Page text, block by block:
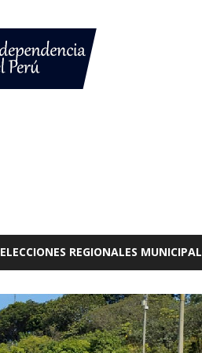
ELECCIONES REGIONALES